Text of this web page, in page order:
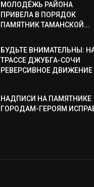
МОЛОДЁЖЬ РАЙОНА
ПРИВЕЛА В ПОРЯДОК
ПАМЯТНИК ТАМАНСКОЙ...
БУДЬТЕ ВНИМАТЕЛЬНЫ:
ТРАССЕ ДЖУБГА-СОЧИ
РЕВЕРСИВНОЕ ДВИЖЕНИЕ
НАДПИСИ НА ПАМЯТНИКЕ
ГОРОДАМ-ГЕРОЯМ